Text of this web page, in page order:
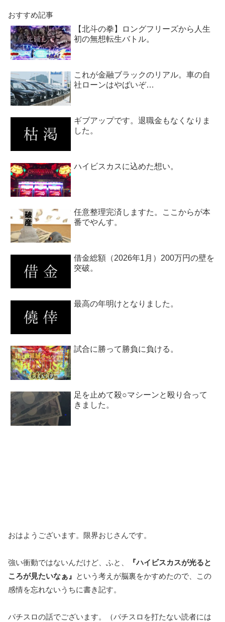
おすすめ記事
【北斗の拳】ロングフリーズから人生
初の無想転生バトル。
これが金融ブラックのリアル。車の自
社ローンはやばいぞ…
ギブアップです。退職金もなくなりま
した。
ハイビスカスに込めた想い。
任意整理完済しますた。ここからが本
番でやんす。
借金総額（2026年1月）200万円の壁を
突破。
最高の年明けとなりました。
試合に勝って勝負に負ける。
足を止めて殺○マシーンと殴り合って
きました。
おはようございます。限界おじさんです。
強い衝動ではないんだけど、ふと、
『ハイビスカスが光ると
ころが見たいなぁ』 という考えが脳裏をかすめたので、この
感情を忘れないうちに書き記す。
パチスロの話でございます。（パチスロを打たない読者には